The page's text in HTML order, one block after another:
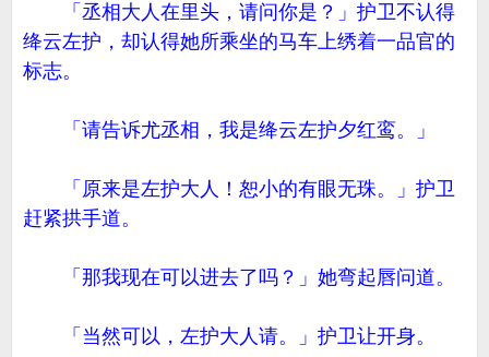
「丞相大人在里头，请问你是？」护卫不认得
绛云左护，却认得她所乘坐的马车上绣着一品官的
标志。
「请告诉尤丞相，我是绛云左护夕红鸾。」
「原来是左护大人！恕小的有眼无珠。」护卫
赶紧拱手道。
「那我现在可以进去了吗？」她弯起唇问道。
「当然可以，左护大人请。」护卫让开身。